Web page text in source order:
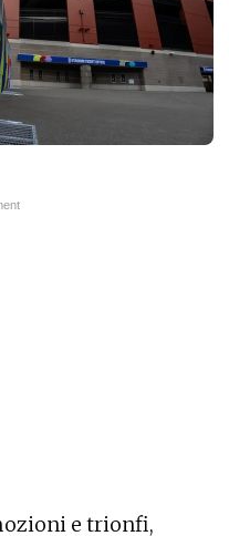
e trionfi,